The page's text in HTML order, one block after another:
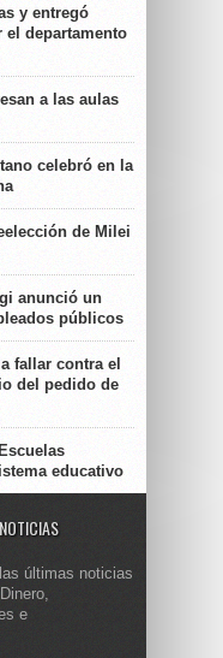
y entregó
el departamento
a las aulas
celebró en la
de Milei
anunció un
públicos
fallar contra el
del pedido de
educativo
últimas noticias
e